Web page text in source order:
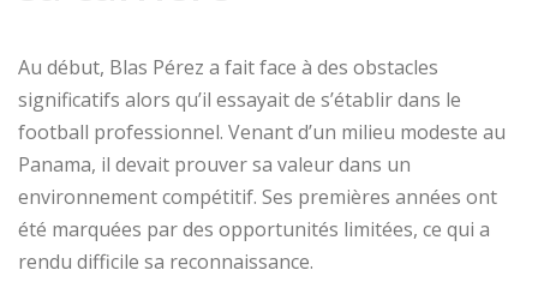
Au début, Blas Pérez a fait face à des obstacles
significatifs alors qu’il essayait de s’établir dans le
football professionnel. Venant d’un milieu modeste au
Panama, il devait prouver sa valeur dans un
environnement compétitif. Ses premières années ont
été marquées par des opportunités limitées, ce qui a
rendu difficile sa reconnaissance.